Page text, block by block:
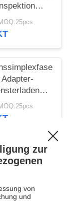
Adapter
Flansch
Alle
zur
von
und